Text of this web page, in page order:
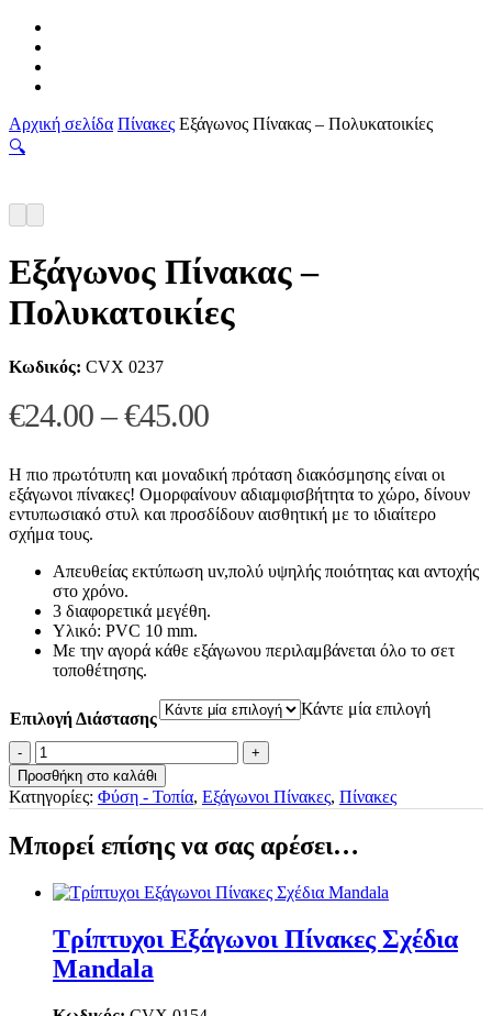
Αρχική σελίδα Πίνακες Εξάγωνος Πίνακας – Πολυκατοικίες
🔍
Εξάγωνος Πίνακας –
Πολυκατοικίες
Κωδικός: CVX 0237
€24.00 – €45.00Price
€24.00
through
Η πιο πρωτότυπη και μοναδική πρόταση διακόσμησης είναι οι
εξάγωνοι πίνακες! Ομορφαίνουν αδιαμφισβήτητα το χώρο, δίνουν
εντυπωσιακό στυλ και προσδίδουν αισθητική με το ιδιαίτερο
σχήμα τους.
Απευθείας εκτύπωση uv,πολύ υψηλής ποιότητας και αντοχής
στο χρόνο.
3 διαφορετικά μεγέθη.
Υλικό: PVC 10 mm.
Με την αγορά κάθε εξάγωνου περιλαμβάνεται όλο το σετ
τοποθέτησης.
Επιλογή Διάστασης
Κάντε μία επιλογή
Εξάγωνος
Πίνακας
-
Πολυκατοικίες
Προσθήκη στο καλάθι
Κατηγορίες: Φύση - Τοπία, Εξάγωνοι Πίνακες, Πίνακες
Μπορεί επίσης να σας αρέσει…
Τρίπτυχοι Εξάγωνοι Πίνακες Σχέδια
Mandala